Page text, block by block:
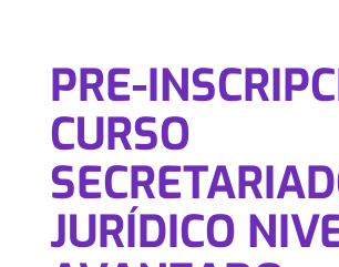
PRE-
CURSO
JURÍDICO